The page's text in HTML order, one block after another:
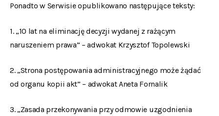
Ponadto w Serwisie opublikowano następujące teksty:
1. „10 lat na eliminację decyzji wydanej z rażącym
naruszeniem prawa” – adwokat Krzysztof Topolewski
2. „Strona postępowania administracyjnego może żądać
od organu kopii akt” – adwokat Aneta Fornalik
3. „Zasada przekonywania przy odmowie uzgodnienia